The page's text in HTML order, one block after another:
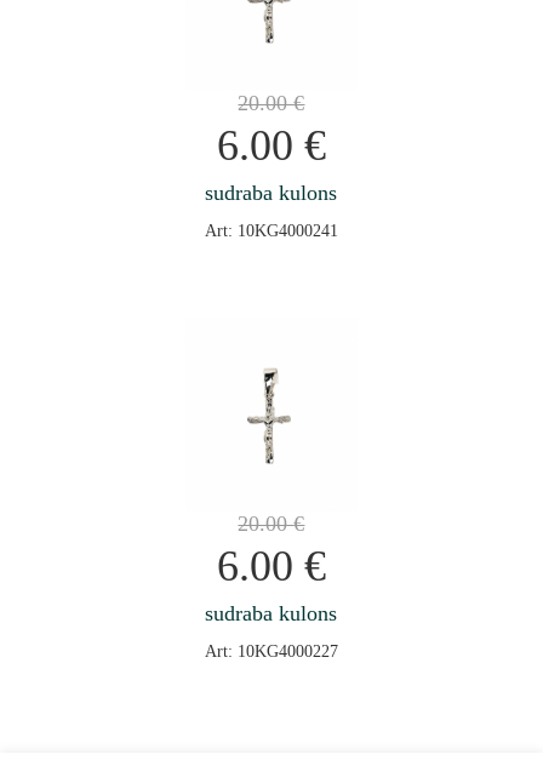
20.00€
6.00 €
sudraba kulons
Art: 10KG4000241
20.00€
6.00 €
sudraba kulons
Art: 10KG4000227